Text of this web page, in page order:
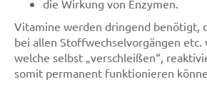
die Wirkung von Enzymen.
Vitamine werden dringend benötigt,
bei allen Stoffwechselvorgängen etc.
welche selbst „verschleißen“,
somit permanent funktionieren